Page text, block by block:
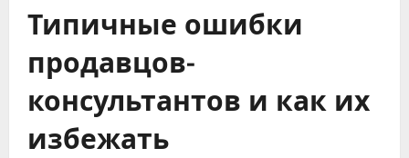
Типичные ошибки
продавцов-
консультантов и как их
избежать